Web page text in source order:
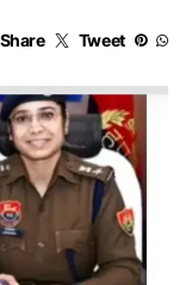
Share Tweet